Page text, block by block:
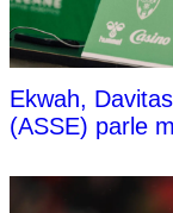
Ekwah,
(ASSE) parle